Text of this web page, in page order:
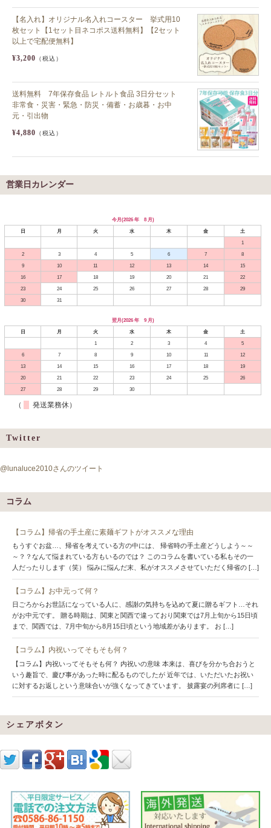
【名入れ】オリジナル名入れコースター 挙式用10
枚セット【1セット目ネコポス送料無料】【2セット
以上で宅配便無料】
¥3,200 （税込）
送料無料 7年保存食品 レトルト食品 3日分セット
非常食・災害・緊急・防災・備蓄・お歳暮・お中
元・引出物
¥4,880 （税込）
営業日カレンダー
今月(2026 年 8 月)
日
月 火 水 木 金
土
1
2
3 4 5 6 7
8
9
10 11 12 13 14
15
16
17 18 19 20 21
22
23
24 25 26 27 28
29
30
31
翌月(2026 年 9 月)
日
月 火 水 木 金
土
1
2 3 4
5
6
7 8 9 10 11
12
13
14 15 16 17 18
19
20
21 22 23 24 25
26
27
28 29 30
（ 発送業務休）
Twitter
@lunaluce2010さんのツイート
コラム
【コラム】帰省の手土産に素麺ギフトがオススメな理由
もうすぐお盆…、帰省を考えている方の中には、 帰省時の手土産どうしよう～～
～？？なんて悩まれている方もいるのでは？ このコラムを書いている私もその一
人だったりします（笑） 悩みに悩んだ末、私がオススメさせていただく帰省の […]
【コラム】お中元って何？
日ごろからお世話になっている人に、感謝の気持ちを込めて夏に贈るギフト…それ
がお中元です。 贈る時期は、関東と関西で違っており関東では7月上旬から15日頃
まで、関西では、7月中旬から8月15日頃という地域差があります。 お […]
【コラム】内祝いってそもそも何？
【コラム】内祝いってそもそも何？ 内祝いの意味 本来は、喜びを分かち合おうと
いう趣旨で、慶び事があった時に配るものでしたが 近年では、いただいたお祝い
に対するお返しという意味合いが強くなってきています。 披露宴の列席者に […]
シェアボタン